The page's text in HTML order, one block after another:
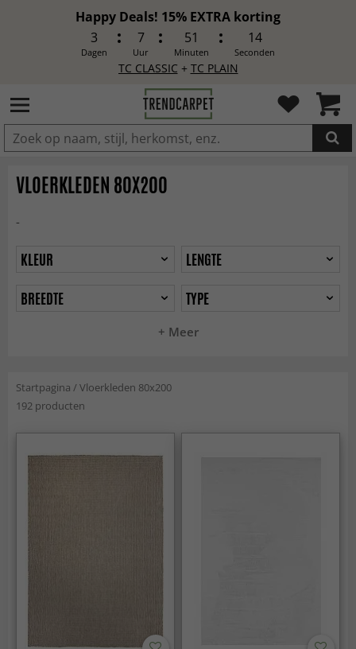
Happy Deals! 15% EXTRA korting
3
Dagen
7
Uur
51
Minuten
12
Seconden
TC CLASSIC + TC PLAIN
IN DE WINKELWAGEN GELEGD
VLOERKLEDEN 80X200
-
+ Meer
KLEUR
LENGTE
BREEDTE
TYPE
Startpagina /Vloerkleden 80x200
192 producten